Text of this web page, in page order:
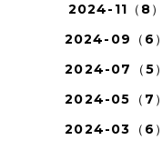
2024-11（8）
2024-09（6）
2024-07（5）
2024-05（7）
2024-03（6）